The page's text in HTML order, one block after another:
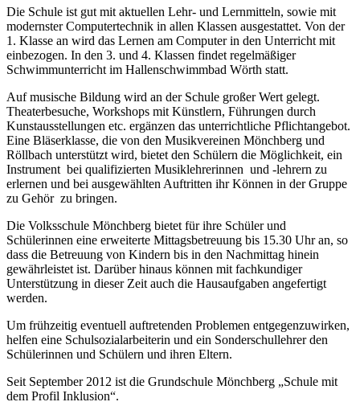
Die Schule ist gut mit aktuellen Lehr- und Lernmitteln, sowie mit
modernster Computertechnik in allen Klassen ausgestattet. Von der
1. Klasse an wird das Lernen am Computer in den Unterricht mit
einbezogen. In den 3. und 4. Klassen findet regelmäßiger
Schwimmunterricht im Hallenschwimmbad Wörth statt.
Auf musische Bildung wird an der Schule großer Wert gelegt.
Theaterbesuche, Workshops mit Künstlern, Führungen durch
Kunstausstellungen etc. ergänzen das unterrichtliche Pflichtangebot.
Eine Bläserklasse, die von den Musikvereinen Mönchberg und
Röllbach unterstützt wird, bietet den Schülern die Möglichkeit, ein
Instrument bei qualifizierten Musiklehrerinnen und -lehrern zu
erlernen und bei ausgewählten Auftritten ihr Können in der Gruppe
zu Gehör zu bringen.
Die Volksschule Mönchberg bietet für ihre Schüler und
Schülerinnen eine erweiterte Mittagsbetreuung bis 15.30 Uhr an, so
dass die Betreuung von Kindern bis in den Nachmittag hinein
gewährleistet ist. Darüber hinaus können mit fachkundiger
Unterstützung in dieser Zeit auch die Hausaufgaben angefertigt
werden.
Um frühzeitig eventuell auftretenden Problemen entgegenzuwirken,
helfen eine Schulsozialarbeiterin und ein Sonderschullehrer den
Schülerinnen und Schülern und ihren Eltern.
Seit September 2012 ist die Grundschule Mönchberg „Schule mit
dem Profil Inklusion“.